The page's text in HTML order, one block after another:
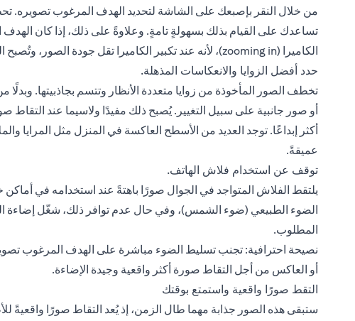
من خلال النقر بإصبعك على الشاشة لتحديد الهدف المرغوب تصويره.
تساعدك على القيام بذلك بسهولةٍ تامةٍ. وعلاوةً على ذلك، إذا كان الهدف
الكاميرا (zooming in)، لأنه عند تكبير الكاميرا تقل جودة الصور، وتُصبح الصورة ضبابية في بعض الحالات.
حدد أفضل الزوايا والانعكاسات المذهلة.
تخطف الصور المأخوذة من زوايا متعددة الأنظار وتتسم بجاذبيتها.
أو صور جانبية على سبيل التغيير. يُصبح ذلك مفيدًا ولاسيما عند
أكثر إبداعًا. توجد العديد من الأسطح العاكسة في المنزل مثل المرايا
عميقةً.
توقف عن استخدام فلاش الهاتف.
يلتقط الفلاش المتواجد في الجوال صورًا باهتةً عند استخدامه في
الضوء الطبيعي (ضوء الشمس)، وفي حال عدم توافر ذلك، شغّل إضاءة
المطلوب.
نصيحة احترافية: تجنب تسليط الضوء مباشرة على الهدف المرغوب
أو العاكس من أجل التقاط صورة أكثر واقعية وجيدة الإضاءة.
التقط صورًا واقعية واستمتع بوقتك
ستبقى هذه الصور جذابة مهما طال الزمن، إذ يُعد التقاط صورًا